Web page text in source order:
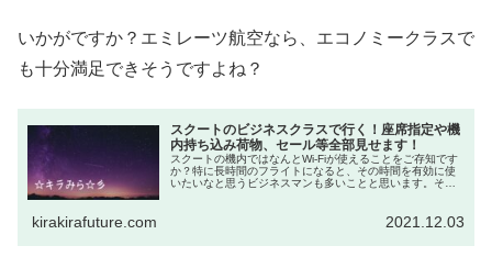
いかがですか？エミレーツ航空なら、エコノミークラスで
も十分満足できそうですよね？
スクートのビジネスクラスで行く！座席指定や機
内持ち込み荷物、セール等全部見せます！
スクートの機内ではなんとWi-Fiが使えることをご存知です
か？特に長時間のフライトになると、その時間を有効に使
いたいなと思うビジネスマンも多いことと思います。そん
kirakirafuture.com 2021.12.03